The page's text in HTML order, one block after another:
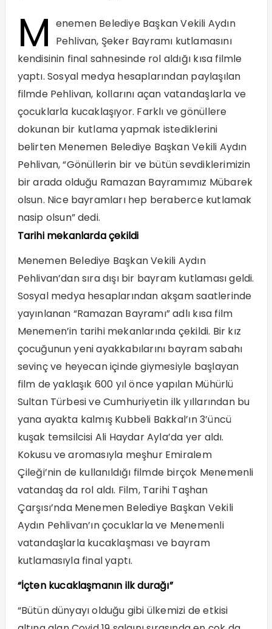
M enemen Belediye Başkan Vekili Aydın
Pehlivan, Şeker Bayramı kutlamasını
kendisinin final sahnesinde rol aldığı kısa filmle
yaptı. Sosyal medya hesaplarından paylaşılan
filmde Pehlivan, kollarını açan vatandaşlarla ve
çocuklarla kucaklaşıyor. Farklı ve gönüllere
dokunan bir kutlama yapmak istediklerini
belirten Menemen Belediye Başkan Vekili Aydın
Pehlivan, “Gönüllerin bir ve bütün sevdiklerimizin
bir arada olduğu Ramazan Bayramımız Mübarek
olsun. Nice bayramları hep beraberce kutlamak
nasip olsun” dedi.
Tarihi mekanlarda çekildi
Menemen Belediye Başkan Vekili Aydın
Pehlivan’dan sıra dışı bir bayram kutlaması geldi.
Sosyal medya hesaplarından akşam saatlerinde
yayınlanan “Ramazan Bayramı” adlı kısa film
Menemen’in tarihi mekanlarında çekildi. Bir kız
çocuğunun yeni ayakkabılarını bayram sabahı
sevinç ve heyecan içinde giymesiyle başlayan
film de yaklaşık 600 yıl önce yapılan Mühürlü
Sultan Türbesi ve Cumhuriyetin ilk yıllarından bu
yana ayakta kalmış Kubbeli Bakkal’ın 3’üncü
kuşak temsilcisi Ali Haydar Ayla’da yer aldı.
Kokusu ve aromasıyla meşhur Emiralem
Çileği’nin de kullanıldığı filmde birçok Menemenli
vatandaş da rol aldı. Film, Tarihi Taşhan
Çarşısı’nda Menemen Belediye Başkan Vekili
Aydın Pehlivan’ın çocuklarla ve Menemenli
vatandaşlarla kucaklaşması ve bayram
kutlamasıyla final yaptı.
“İçten kucaklaşmanın ilk durağı”
“Bütün dünyayı olduğu gibi ülkemizi de etkisi